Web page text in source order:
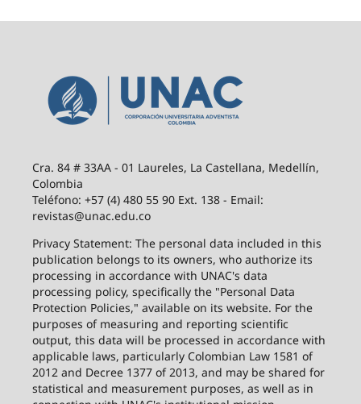
Cra. 84 # 33AA - 01 Laureles, La Castellana, Medellín,
Colombia
Teléfono: +57 (4) 480 55 90 Ext. 138 - Email:
revistas@unac.edu.co
Privacy Statement: The personal data included in this
publication belongs to its owners, who authorize its
processing in accordance with UNAC's data
processing policy, specifically the "Personal Data
Protection Policies," available on its website. For the
purposes of measuring and reporting scientific
output, this data will be processed in accordance with
applicable laws, particularly Colombian Law 1581 of
2012 and Decree 1377 of 2013, and may be shared for
statistical and measurement purposes, as well as in